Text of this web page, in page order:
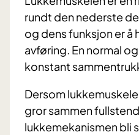
rundt den nederste
og dens funksjon er å
avføring. En normal
konstant
Dersom
gror sammen
lukkemekanismen bli